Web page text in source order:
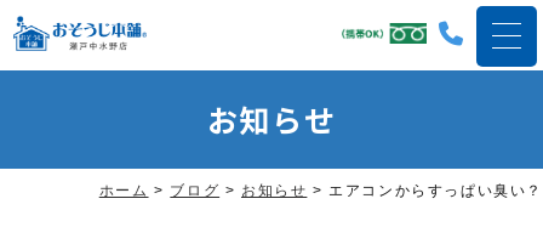
お知らせ
ホーム > ブログ > お知らせ > エアコンからすっぱい臭い？